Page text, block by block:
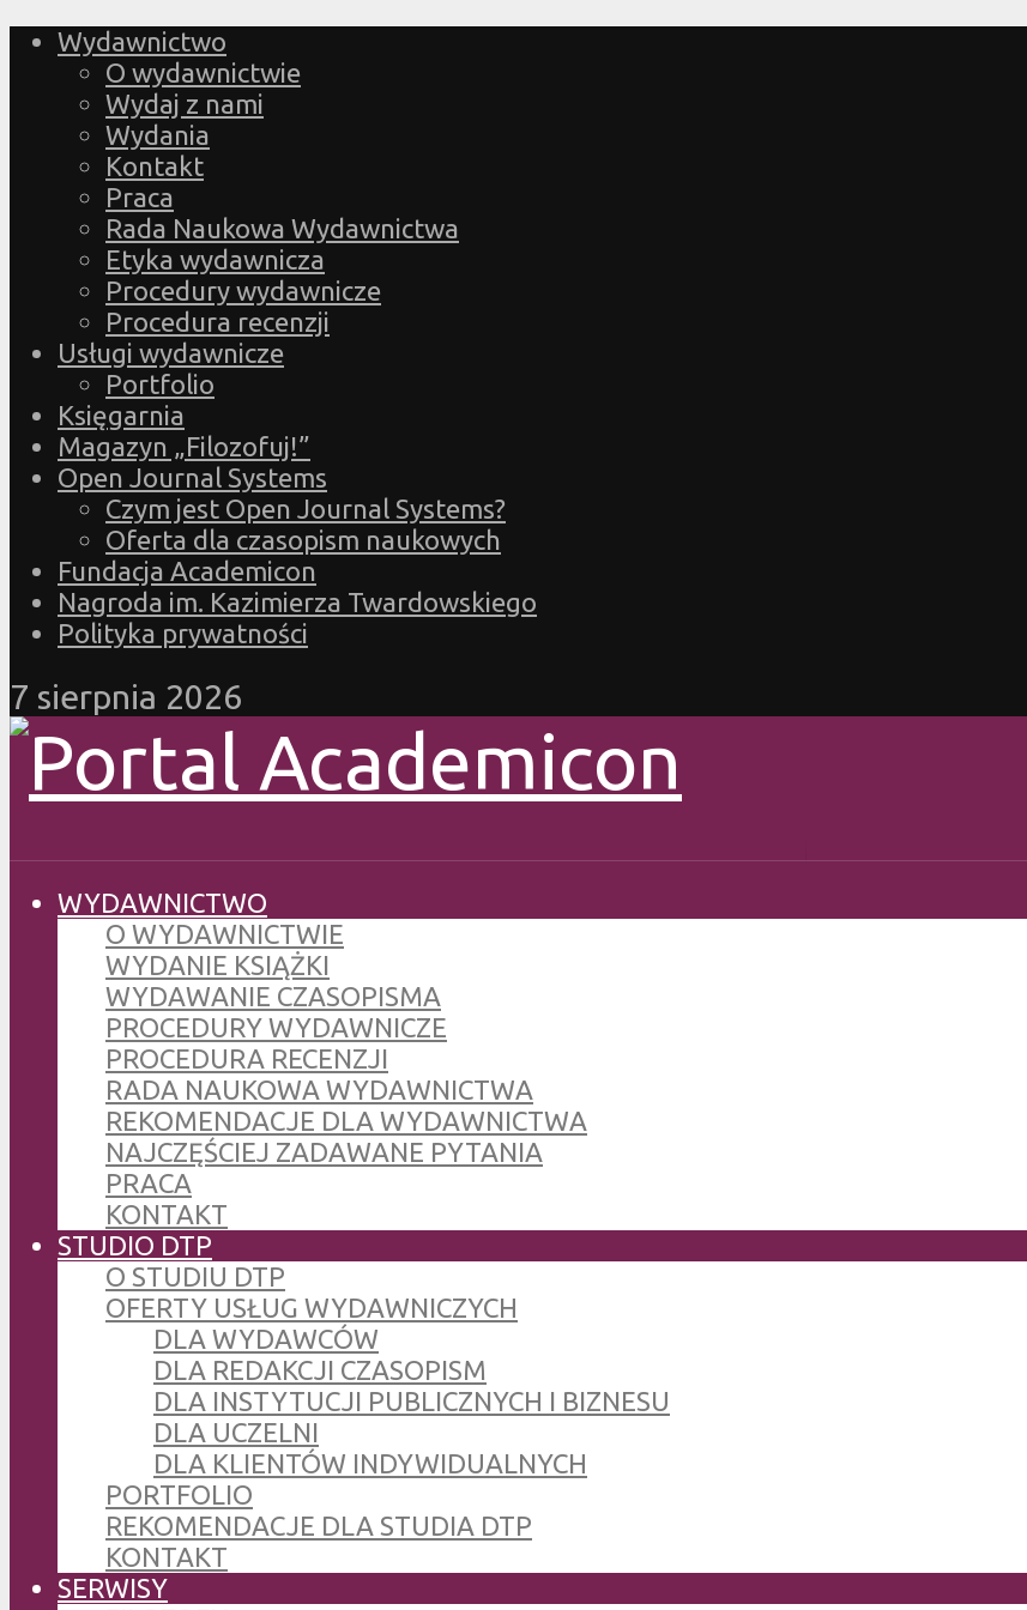
Wydawnictwo
O wydawnictwie
Wydaj z nami
Wydania
Kontakt
Praca
Rada Naukowa Wydawnictwa
Etyka wydawnicza
Procedury wydawnicze
Procedura recenzji
Usługi wydawnicze
Portfolio
Księgarnia
Magazyn „Filozofuj!”
Open Journal Systems
Czym jest Open Journal Systems?
Oferta dla czasopism naukowych
Fundacja Academicon
Nagroda im. Kazimierza Twardowskiego
Polityka prywatności
7 sierpnia 2026
WYDAWNICTWO
O WYDAWNICTWIE
WYDANIE KSIĄŻKI
WYDAWANIE CZASOPISMA
PROCEDURY WYDAWNICZE
PROCEDURA RECENZJI
RADA NAUKOWA WYDAWNICTWA
REKOMENDACJE DLA WYDAWNICTWA
NAJCZĘŚCIEJ ZADAWANE PYTANIA
PRACA
KONTAKT
STUDIO DTP
O STUDIU DTP
OFERTY USŁUG WYDAWNICZYCH
DLA WYDAWCÓW
DLA REDAKCJI CZASOPISM
DLA INSTYTUCJI PUBLICZNYCH I BIZNESU
DLA UCZELNI
DLA KLIENTÓW INDYWIDUALNYCH
PORTFOLIO
REKOMENDACJE DLA STUDIA DTP
KONTAKT
SERWISY